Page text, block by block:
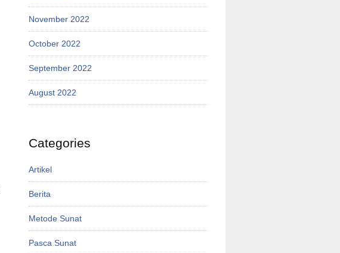
November 2022
October 2022
September 2022
August 2022
Categories
Artikel
Berita
Metode Sunat
Pasca Sunat